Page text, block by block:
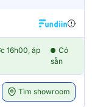
16h00, áp
Có
sẵn
Tìm showroom